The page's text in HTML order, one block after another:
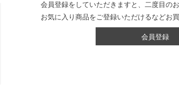
会員登録をしていただきますと、二度目の
お気に入り商品をご登録いただけるなどお
会員登録